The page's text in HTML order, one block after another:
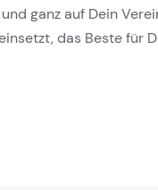
ganz auf Dein
das Beste für